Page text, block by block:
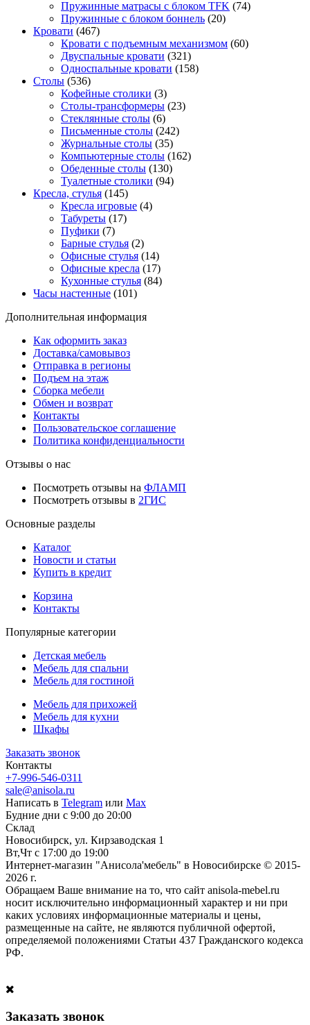
Пружинные матрасы с блоком TFK (74)
Пружинные с блоком боннель (20)
Кровати (467)
Кровати с подъемным механизмом (60)
Двуспальные кровати (321)
Односпальные кровати (158)
Столы (536)
Кофейные столики (3)
Столы-трансформеры (23)
Стеклянные столы (6)
Письменные столы (242)
Журнальные столы (35)
Компьютерные столы (162)
Обеденные столы (130)
Туалетные столики (94)
Кресла, стулья (145)
Кресла игровые (4)
Табуреты (17)
Пуфики (7)
Барные стулья (2)
Офисные стулья (14)
Офисные кресла (17)
Кухонные стулья (84)
Часы настенные (101)
Дополнительная информация
Как оформить заказ
Доставка/самовывоз
Отправка в регионы
Подъем на этаж
Сборка мебели
Обмен и возврат
Контакты
Пользовательское соглашение
Политика конфиденциальности
Отзывы о нас
Посмотреть отзывы на ФЛАМП
Посмотреть отзывы в 2ГИС
Основные разделы
Каталог
Новости и статьи
Купить в кредит
Корзина
Контакты
Популярные категории
Детская мебель
Мебель для спальни
Мебель для гостиной
Мебель для прихожей
Мебель для кухни
Шкафы
Заказать звонок
Контакты
+7-996-546-0311
sale@anisola.ru
Написать в Telegram или Max
Будние дни с 9:00 до 20:00
Склад
Новосибирск, ул. Кирзаводская 1
Вт,Чт с 17:00 до 19:00
Интернет-магазин "Анисола'мебель" в Новосибирске © 2015-
2026 г.
Обращаем Ваше внимание на то, что сайт anisola-mebel.ru
носит исключительно информационный характер и ни при
каких условиях информационные материалы и цены,
размещенные на сайте, не являются публичной офертой,
определяемой положениями Статьи 437 Гражданского кодекса
РФ.
Заказать звонок